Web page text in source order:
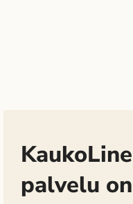
palvelu